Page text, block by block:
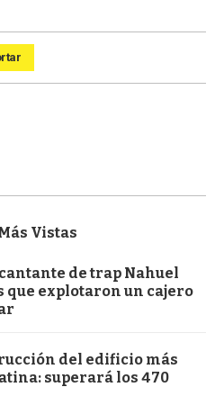
Vistas
de trap Nahuel
que explotaron un cajero
del edificio más
superará los 470